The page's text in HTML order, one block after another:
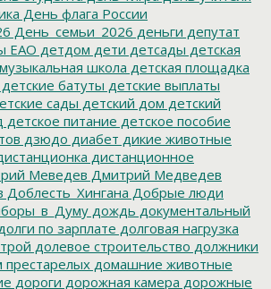
День флага России
День_семьи_2026 деньги депутат
ЕАО детдом дети детсады детская
школа детская площадка
детские батуты детские выплаты
сады детский дом детский
детское питание детское пособие
дзюдо диабет дикие животные
дистанционное
Меведев Дмитрий Медведев
Доблесть_Хингана Добрые люди
дождь документальный
по зарплате долговая нагрузка
долевое строительство должники
престарелых домашние животные
дороги дорожная камера дорожные